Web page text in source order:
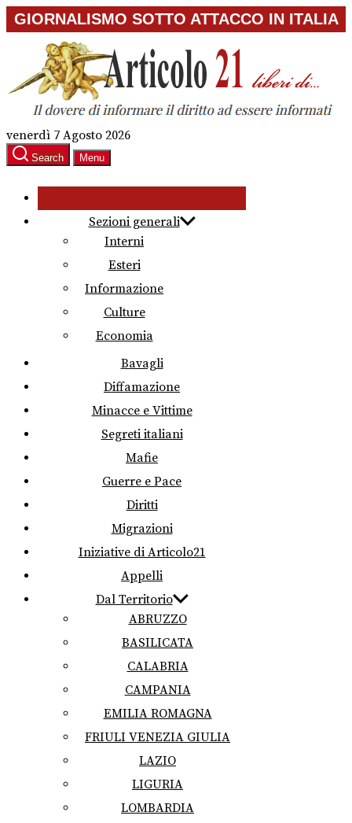
Skip
to
content
GIORNALISMO SOTTO ATTACCO IN ITALIA
venerdì 7 Agosto 2026
Search Menu
Sezioni generali
Interni
Esteri
Informazione
Culture
Economia
Bavagli
Diffamazione
Minacce e Vittime
Segreti italiani
Mafie
Guerre e Pace
Diritti
Migrazioni
Iniziative di Articolo21
Appelli
Dal Territorio
ABRUZZO
BASILICATA
CALABRIA
CAMPANIA
EMILIA ROMAGNA
FRIULI VENEZIA GIULIA
LAZIO
LIGURIA
LOMBARDIA